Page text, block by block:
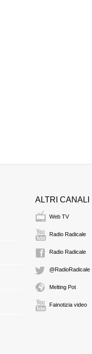
ALTRI CANALI
Web TV
Radio Radicale
Radio Radicale
@RadioRadicale
Melting Pot
Fainotizia video